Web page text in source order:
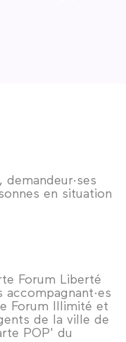
en situation
Forum Liberté
Forum Illimité et
de la ville de
POP' du